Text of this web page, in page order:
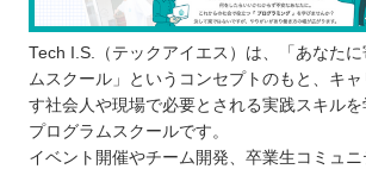
将来のなりたい姿や目的を
おく
最後まで学び続けられるス
無料のカウンセリングや体験
加する
Tech I.S.（テックアイエス）は、「あなた
ムスクール」というコンセプトのもと、キ
す社会人や現場で必要とされる実践スキル
プログラムスクールです。
イベント開催やチーム開発、卒業生コミュ